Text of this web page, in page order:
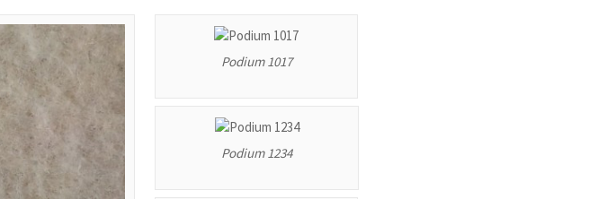
Podium 1017
Podium 1234